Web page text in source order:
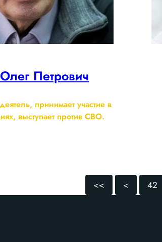
Петрович
принимает участие в
выступает против СВО.
<< < 42